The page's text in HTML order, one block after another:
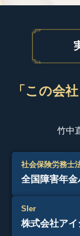
「この会
竹中
社会保険労務士
全国障害年
SIer
株式会社アイ